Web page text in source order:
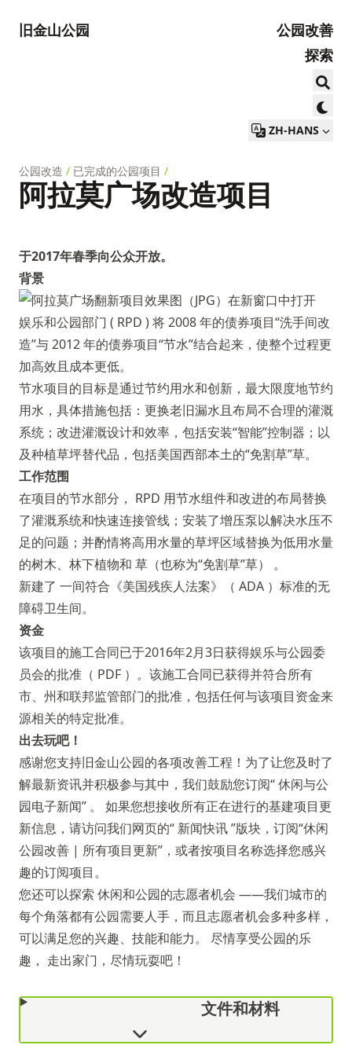
旧金山公园
公园改善
探索
ZH-HANS
公园改造 / 已完成的公园项目 /
阿拉莫广场改造项目
于2017年春季向公众开放。
背景
娱乐和公园部门 ( RPD ) 将 2008 年的债券项目“洗手间改
造”与 2012 年的债券项目“节水”结合起来，使整个过程更
加高效且成本更低。
节水项目的目标是通过节约用水和创新，最大限度地节约
用水，具体措施包括：更换老旧漏水且布局不合理的灌溉
系统；改进灌溉设计和效率，包括安装“智能”控制器；以
及种植草坪替代品，包括美国西部本土的“免割草”草。
工作范围
在项目的节水部分， RPD 用节水组件和改进的布局替换
了灌溉系统和快速连接管线；安装了增压泵以解决水压不
足的问题；并酌情将高用水量的草坪区域替换为低用水量
的树木、林下植物和 草（也称为“免割草”草） 。
新建了 一间符合《美国残疾人法案》（ ADA ）标准的无
障碍卫生间。
资金
该项目的施工合同已于2016年2月3日获得娱乐与公园委
员会的批准（ PDF ）。该施工合同已获得并符合所有
市、州和联邦监管部门的批准，包括任何与该项目资金来
源相关的特定批准。
出去玩吧！
感谢您支持旧金山公园的各项改善工程！为了让您及时了
解最新资讯并积极参与其中，我们鼓励您订阅“休闲与公
园电子新闻” 。 如果您想接收所有正在进行的基建项目更
新信息，请访问我们网页的“ 新闻快讯”版块，订阅“休闲
公园改善 | 所有项目更新”，或者按项目名称选择您感兴
趣的订阅项目。
您还可以探索 休闲和公园的志愿者机会 ——我们城市的
每个角落都有公园需要人手，而且志愿者机会多种多样，
可以满足您的兴趣、技能和能力。 尽情享受公园的乐
趣， 走出家门，尽情玩耍吧！
文件和材料